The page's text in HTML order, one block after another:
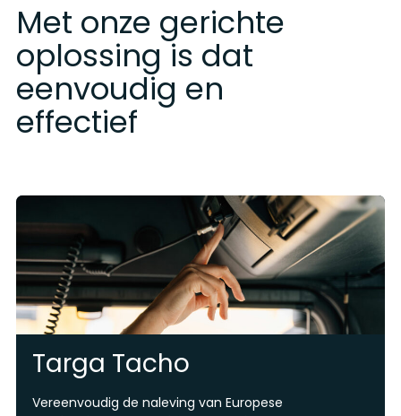
Met onze gerichte
oplossing is dat
eenvoudig en
effectief
Targa Tacho
Vereenvoudig de naleving van Europese